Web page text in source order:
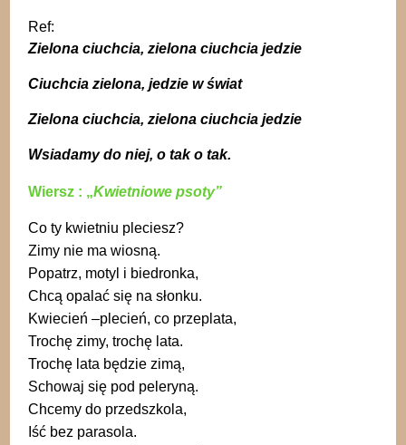
Ref:
Zielona ciuchcia, zielona ciuchcia jedzie
Ciuchcia zielona, jedzie w świat
Zielona ciuchcia, zielona ciuchcia jedzie
Wsiadamy do niej, o tak o tak.
Wiersz : „Kwietniowe psoty”
Co ty kwietniu pleciesz?
Zimy nie ma wiosną.
Popatrz, motyl i biedronka,
Chcą opalać się na słonku.
Kwiecień –plecień, co przeplata,
Trochę zimy, trochę lata.
Trochę lata będzie zimą,
Schowaj się pod peleryną.
Chcemy do przedszkola,
Iść bez parasola.